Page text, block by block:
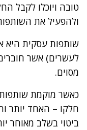
טובה ויוכלו לקבל
ולהפעיל את השותפות
שותפות עסקית היא
לעשרים) אשר
מסוים.
כאשר מוקמת
חלקו – האחד יותר
ביטוי בשלב מאוחר